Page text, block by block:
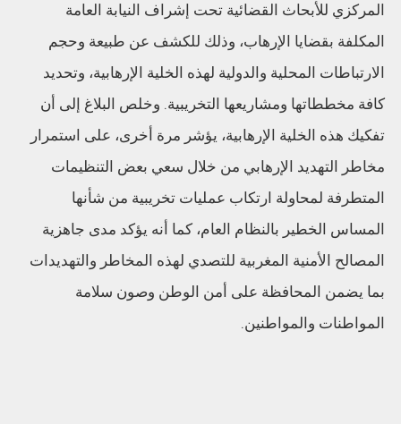
المركزي للأبحاث القضائية تحت إشراف النيابة العامة
المكلفة بقضايا الإرهاب، وذلك للكشف عن طبيعة وحجم
الارتباطات المحلية والدولية لهذه الخلية الإرهابية، وتحديد
كافة مخططاتها ومشاريعها التخريبية. وخلص البلاغ إلى أن
تفكيك هذه الخلية الإرهابية، يؤشر مرة أخرى، على استمرار
مخاطر التهديد الإرهابي من خلال سعي بعض التنظيمات
المتطرفة لمحاولة ارتكاب عمليات تخريبية من شأنها
المساس الخطير بالنظام العام، كما أنه يؤكد مدى جاهزية
المصالح الأمنية المغربية للتصدي لهذه المخاطر والتهديدات
بما يضمن المحافظة على أمن الوطن وصون سلامة
المواطنات والمواطنين.